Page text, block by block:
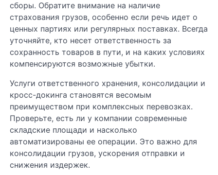
сборы. Обратите внимание на наличие
страхования грузов, особенно если речь идет о
ценных партиях или регулярных поставках. Всегда
уточняйте, кто несет ответственность за
сохранность товаров в пути, и на каких условиях
компенсируются возможные убытки.
Услуги ответственного хранения, консолидации и
кросс-докинга становятся весомым
преимуществом при комплексных перевозках.
Проверьте, есть ли у компании современные
складские площади и насколько
автоматизированы ее операции. Это важно для
консолидации грузов, ускорения отправки и
снижения издержек.